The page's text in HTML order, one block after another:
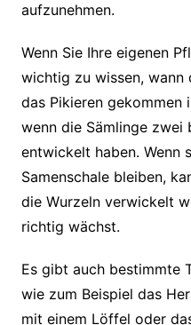
aufzunehmen.
Wenn Sie Ihre eigenen
wichtig zu wissen,
das Pikieren gekommen
wenn die Sämlinge zwei
entwickelt haben. Wenn
Samenschale bleiben,
die Wurzeln verwickelt
richtig wächst.
Es gibt auch bestimmte
wie zum Beispiel das
mit einem Löffel oder